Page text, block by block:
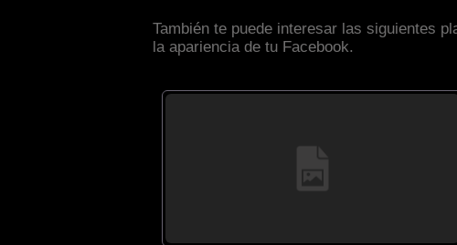
También te puede interesar las siguientes
la apariencia de tu Facebook.